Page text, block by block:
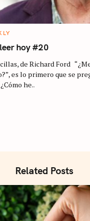
hoy #20
de Richard Ford
es lo primero que se
he..
Related Posts